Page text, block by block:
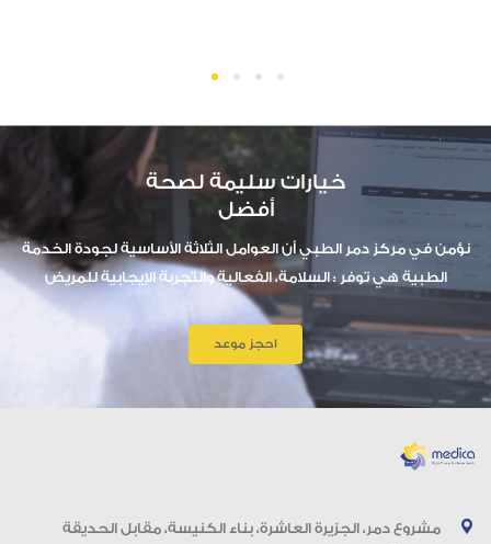
خيارات سليمة لصحة
أفضل
نؤمن في مركز دمر الطبي أن العوامل الثلاثة الأساسية لجودة الخدمة
الطبية هي توفر : السلامة، الفعالية والتجربة الإيجابية للمريض
احجز موعد
مشروع دمر، الجزيرة العاشرة، بناء الكنيسة، مقابل الحديقة